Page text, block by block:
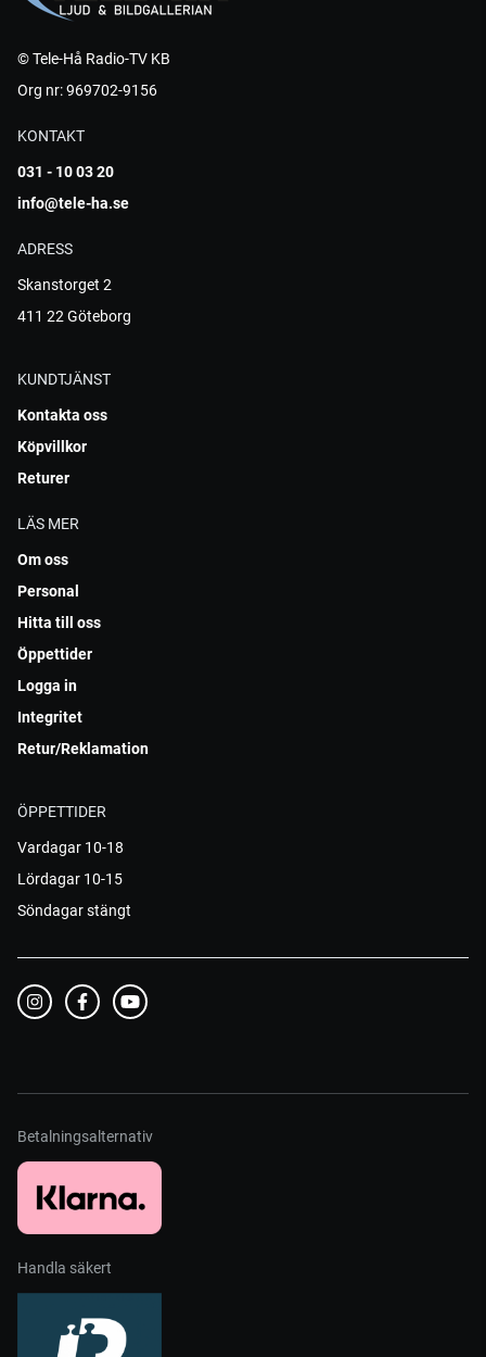
© Tele-Hå Radio-TV KB
Org nr: 969702-9156
KONTAKT
031 - 10 03 20
info@tele-ha.se
ADRESS
Skanstorget 2
411 22 Göteborg
KUNDTJÄNST
Kontakta oss
Köpvillkor
Returer
LÄS MER
Om oss
Personal
Hitta till oss
Öppettider
Logga in
Integritet
Retur/Reklamation
ÖPPETTIDER
Vardagar 10-18
Lördagar 10-15
Söndagar stängt
Betalningsalternativ
Handla säkert